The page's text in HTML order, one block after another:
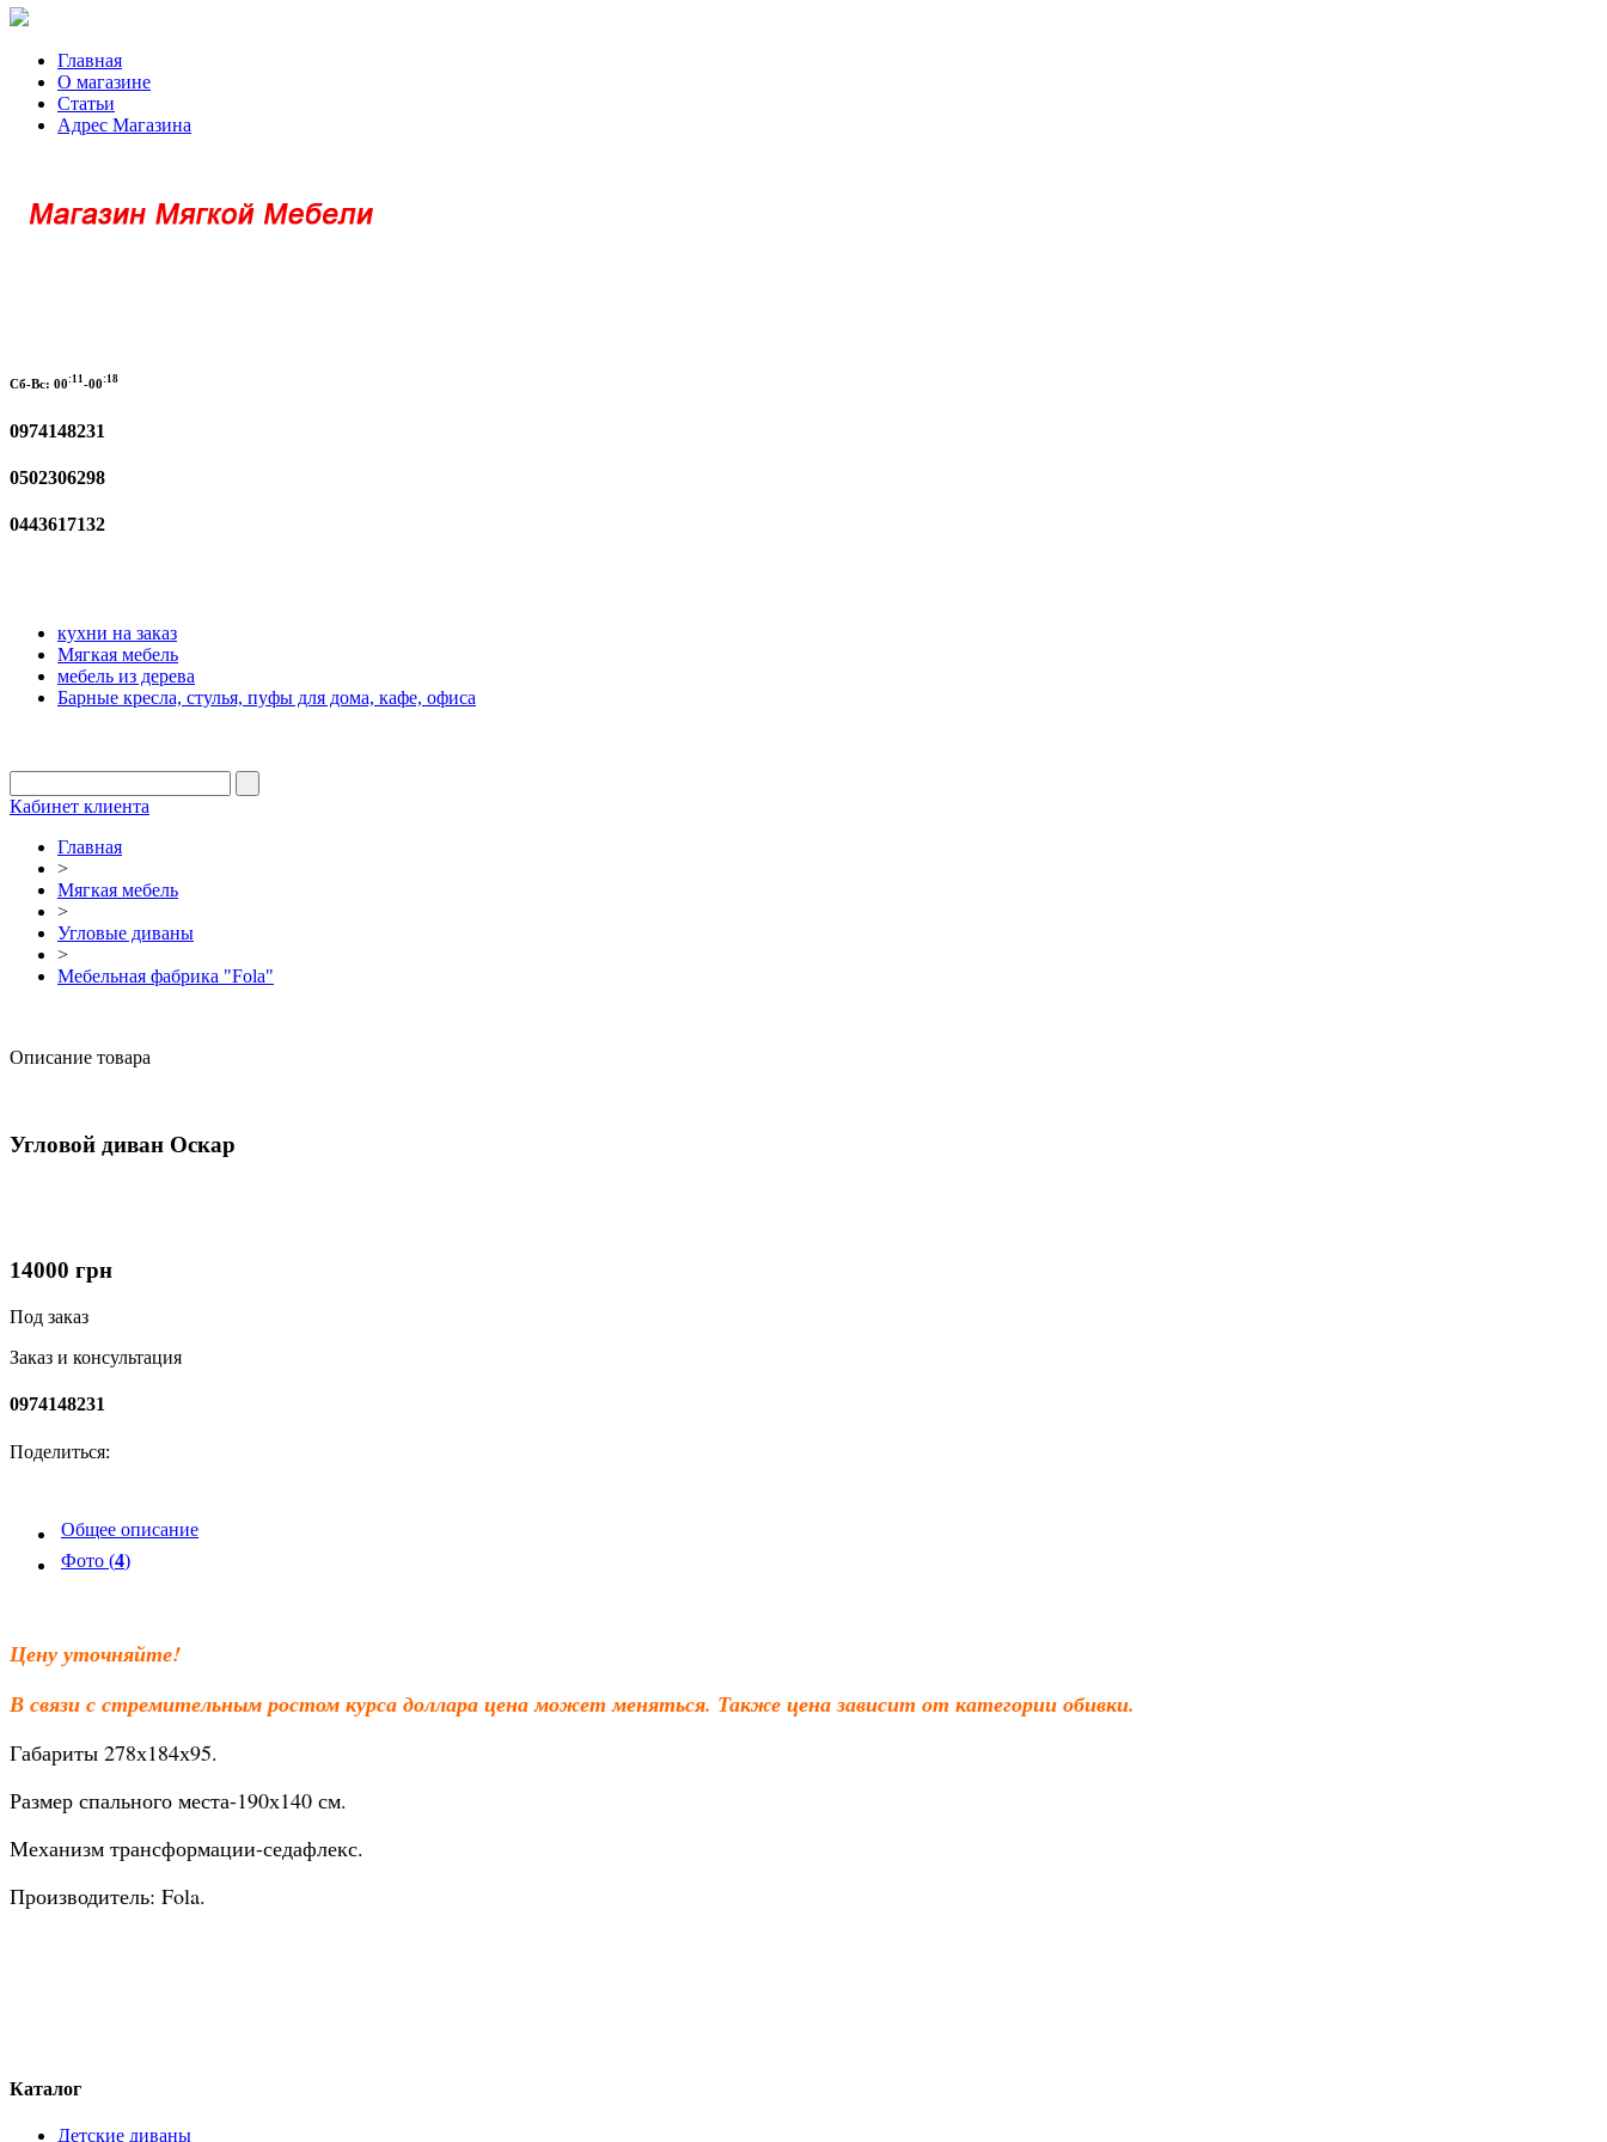
Главная
О магазине
Статьи
Адрес Магазина
Сб-Вс: 00:11 -00:18
0974148231
0502306298
0443617132
кухни на заказ
Мягкая мебель
мебель из дерева
Барные кресла, стулья, пуфы для дома, кафе, офиса
Кабинет клиента
Главная
>
Мягкая мебель
>
Угловые диваны
>
Мебельная фабрика "Fola"
Описание товара
Угловой диван Оскар
14000 грн
Под заказ
Заказ и консультация
0974148231
Поделиться:
Общее описание
Фото (4)
Цену уточняйте!
В связи с стремительным ростом курса доллара цена может меняться. Также цена зависит от категории обивки.
Габариты 278х184х95.
Размер спального места-190х140 см.
Механизм трансформации-седафлекс.
Производитель: Fola.
Каталог
Детские диваны